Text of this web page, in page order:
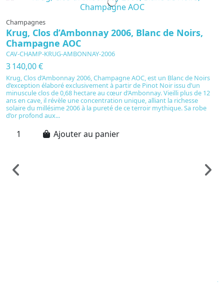
Champagnes
Krug, Clos d’Ambonnay 2006, Blanc de Noirs,
Champagne AOC
CAV-CHAMP-KRUG-AMBONNAY-2006
3 140,00 €
Krug, Clos d’Ambonnay 2006, Champagne AOC, est un Blanc de Noirs
d’exception élaboré exclusivement à partir de Pinot Noir issu d’un
minuscule clos de 0,68 hectare au cœur d’Ambonnay. Vieilli plus de 12
ans en cave, il révèle une concentration unique, alliant la richesse
solaire du millésime 2006 à la pureté de ce terroir mythique. Sa robe
d’or profond aux...
Ajouter au panier